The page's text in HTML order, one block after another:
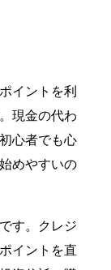
イントを利
現金の代わ
心者でも心
めやすいの
す。クレジ
イントを直